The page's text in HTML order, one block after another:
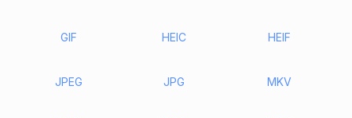
GIF HEIC HEIF
JPEG JPG MKV